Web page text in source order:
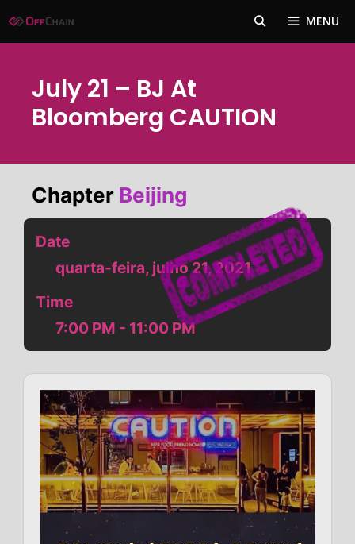
para
MENU
July 21 – BJ At
Bloomberg CAUTION
Chapter Beijing
Date
quarta-feira, julho 21, 2021
Time
7:00 PM - 11:00 PM